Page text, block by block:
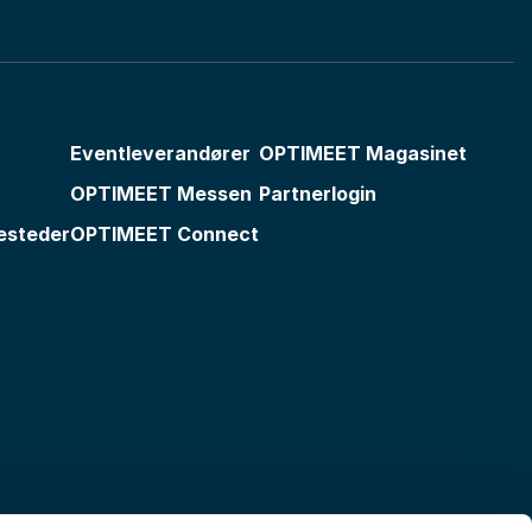
Eventleverandører
OPTIMEET Messen
OPTIMEET Connect
OPTIMEET Magasinet
Partnerlogin